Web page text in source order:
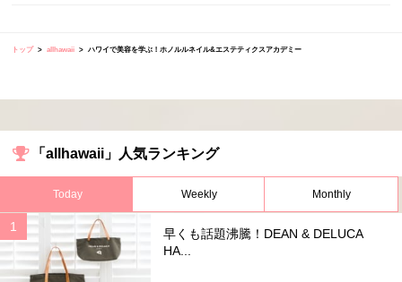
トップ allhawaii ハワイで美容を学ぶ！ホノルルネイル&エステティクスアカデミー
「allhawaii」人気ランキング
Today Weekly Monthly
早くも話題沸騰！DEAN & DELUCA
HA...